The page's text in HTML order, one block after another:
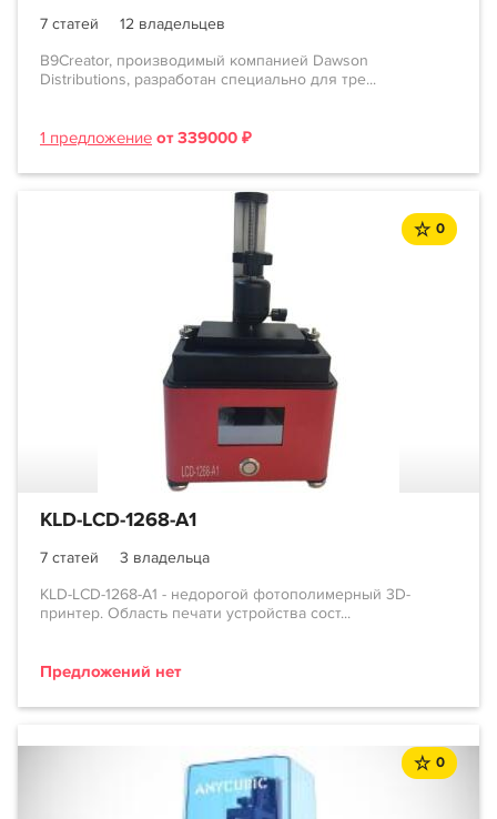
7 статей
12 владельцев
B9Creator, производимый компанией Dawson
Distributions, разработан специально для тре...
1 предложение от 339000 ₽
0
KLD-LCD-1268-A1
7 статей
3 владельца
KLD-LCD-1268-A1 - недорогой фотополимерный 3D-
принтер. Область печати устройства сост...
Предложений нет
0